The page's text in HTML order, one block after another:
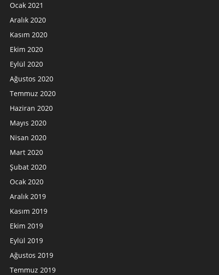
Ocak 2021
Aralık 2020
Kasım 2020
Ekim 2020
Eylül 2020
Ağustos 2020
Temmuz 2020
Haziran 2020
Mayıs 2020
Nisan 2020
Mart 2020
Şubat 2020
Ocak 2020
Aralık 2019
Kasım 2019
Ekim 2019
Eylül 2019
Ağustos 2019
Temmuz 2019